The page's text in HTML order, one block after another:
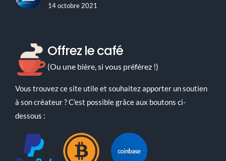
14 octobre 2021
Offrez le café
(Ou une bière, si vous préférez !)
Vous trouvez ce site utile et souhaitez apporter un soutien
à son créateur ? C'est possible grâce aux boutons ci-
dessous :